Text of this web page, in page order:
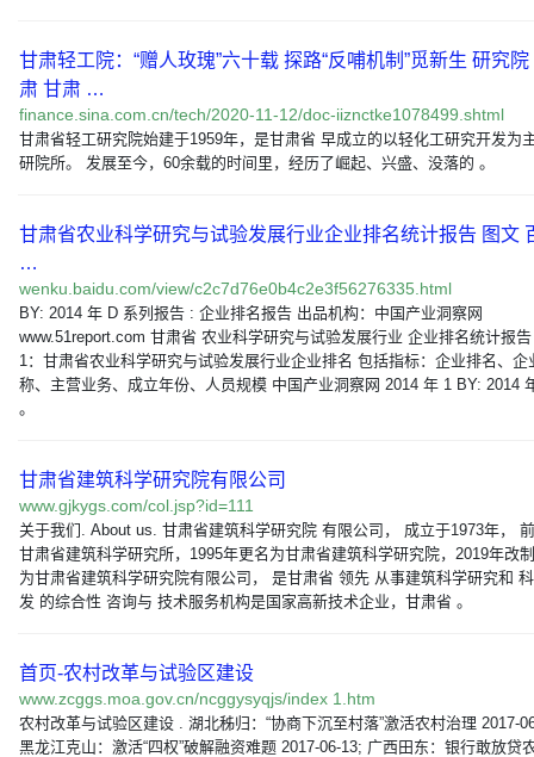
甘肃轻工院：“赠人玫瑰”六十载 探路“反哺机制”觅新生 研究院
肃 甘肃 …
finance.sina.com.cn/tech/2020-11-12/doc-iiznctke1078499.shtml
甘肃省轻工研究院始建于1959年，是甘肃省 早成立的以轻化工研究开发为
研院所。 发展至今，60余载的时间里，经历了崛起、兴盛、没落的 。
甘肃省农业科学研究与试验发展行业企业排名统计报告 图文
…
wenku.baidu.com/view/c2c7d76e0b4c2e3f56276335.html
BY: 2014 年 D 系列报告 : 企业排名报告 出品机构：中国产业洞察网
www.51report.com 甘肃省 农业科学研究与试验发展行业 企业排名统计报
1：甘肃省农业科学研究与试验发展行业企业排名 包括指标：企业排名、企
称、主营业务、成立年份、人员规模 中国产业洞察网 2014 年 1 BY: 2014
。
甘肃省建筑科学研究院有限公司
www.gjkygs.com/col.jsp?id=111
关于我们. About us. 甘肃省建筑科学研究院 有限公司， 成立于1973年，
甘肃省建筑科学研究所，1995年更名为甘肃省建筑科学研究院，2019年改
为甘肃省建筑科学研究院有限公司， 是甘肃省 领先 从事建筑科学研究和
发 的综合性 咨询与 技术服务机构是国家高新技术企业，甘肃省 。
首页-农村改革与试验区建设
www.zcggs.moa.gov.cn/ncggysyqjs/index 1.htm
农村改革与试验区建设 . 湖北秭归：“协商下沉至村落”激活农村治理 2017-
黑龙江克山：激活“四权”破解融资难题 2017-06-13; 广西田东：银行敢放贷